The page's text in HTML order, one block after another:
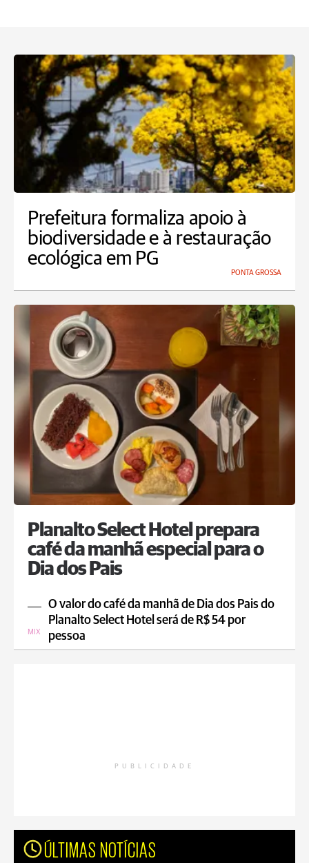
Prefeitura formaliza apoio à
biodiversidade e à restauração
ecológica em PG
PONTA GROSSA
Planalto Select Hotel prepara
café da manhã especial para o
Dia dos Pais
O valor do café da manhã de Dia dos Pais do
Planalto Select Hotel será de R$ 54 por
pessoa
MIX
PUBLICIDADE
ÚLTIMAS NOTÍCIAS